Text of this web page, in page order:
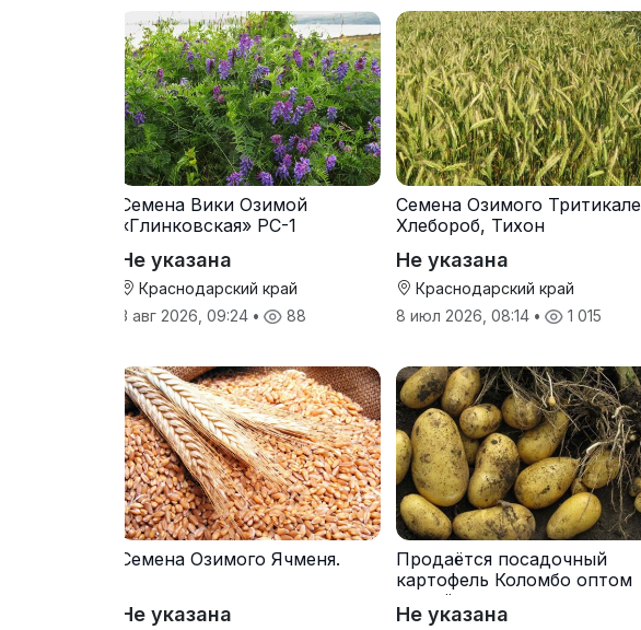
Семена Вики Озимой
«Глинковская» РС-1
Не указана
Краснодарский край
3 авг 2026, 09:24 • 88
Семена Озимого Тритикале
Хлебороб, Тихон
Не указана
Краснодарский край
8 июл 2026, 08:14 • 1 015
Семена Озимого Ячменя.
Не указана
Продаётся посадочный
картофель Коломбо оптом
от трёх тонн
Не указана